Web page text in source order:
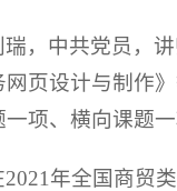
瑞，中共党员，
网页设计与制作
一项、横向课题
2021年全国商贸